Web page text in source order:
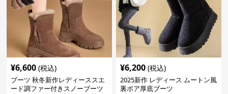
¥6,600 (税込)
ブーツ 秋冬新作レディーススエ
ード調ファー付きスノーブーツ
¥6,200 (税込)
2025新作 レディース ムートン風
裏ボア厚底ブーツ